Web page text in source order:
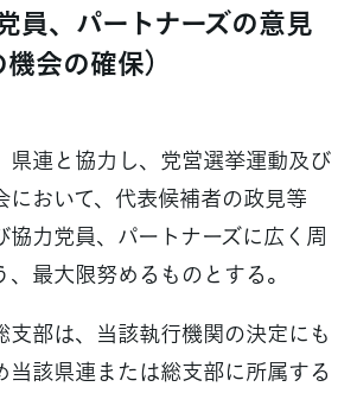
員、パートナーズの意見
会の確保）
県連と協力し、党営選挙運動及び
において、代表候補者の政見等
協力党員、パートナーズに広く周
最大限努めるものとする。
支部は、当該執行機関の決定にも
当該県連または総支部に所属する